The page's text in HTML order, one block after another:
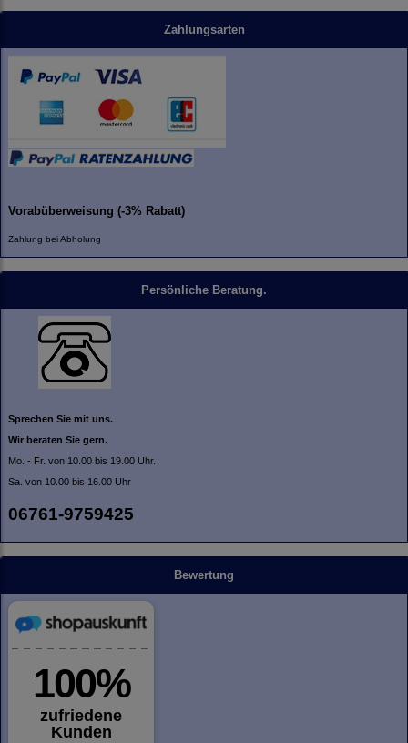
Zahlungsarten
Vorabüberweisung (-3% Rabatt)
Zahlung bei Abholung
Persönliche Beratung.
Sprechen Sie mit uns.
Wir beraten Sie gern.
Mo. - Fr. von 10.00 bis 19.00 Uhr.
Sa. von 10.00 bis 16.00 Uhr
06761-9759425
Bewertung